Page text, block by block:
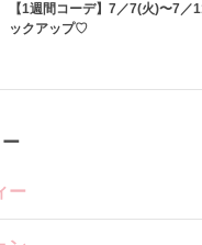
【1週間コーデ】7／7(火)〜7
ックアップ♡
ー